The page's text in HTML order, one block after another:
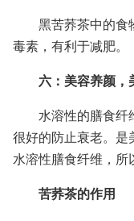
黑苦荞茶中的食
毒素，有利于减肥。
六：美容养颜，
水溶性的膳食纤
很好的防止衰老。是
水溶性膳食纤维，所
苦荞茶的作用